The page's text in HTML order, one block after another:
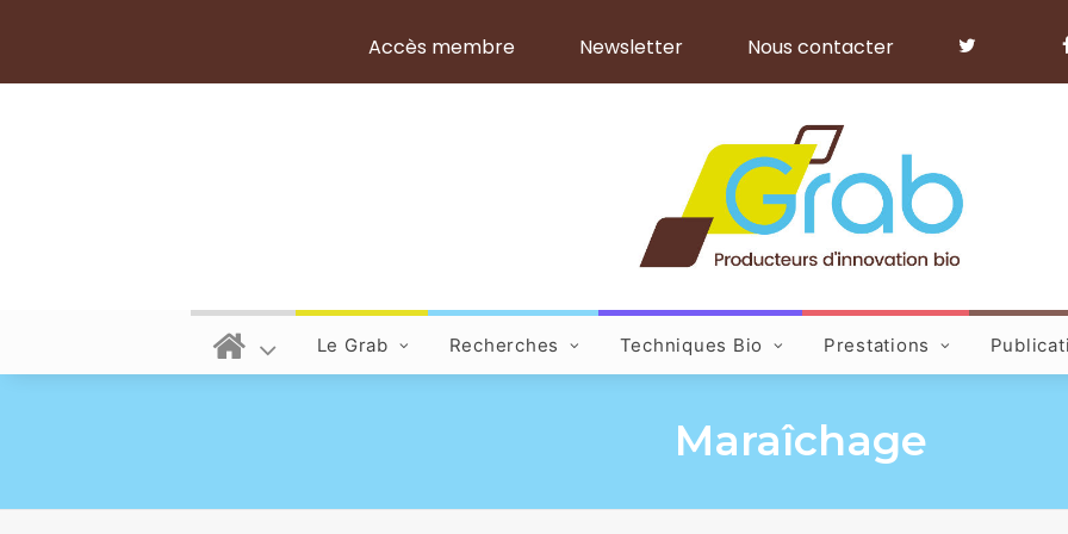
Accès membre Newsletter Nous contacter
Le Grab Recherches Techniques Bio Prestations
Maraîchage